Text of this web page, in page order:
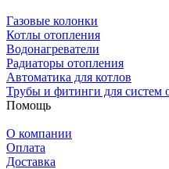
Газовые колонки
Котлы отопления
Водонагреватели
Радиаторы отопления
Автоматика для котлов
Трубы и фитинги для систем
Помощь
О компании
Оплата
Доставка